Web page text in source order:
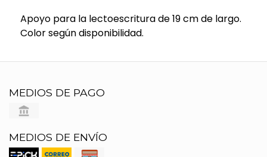
Apoyo para la lectoescritura de 19 cm de largo.
Color según disponibilidad.
MEDIOS DE PAGO
MEDIOS DE ENVÍO